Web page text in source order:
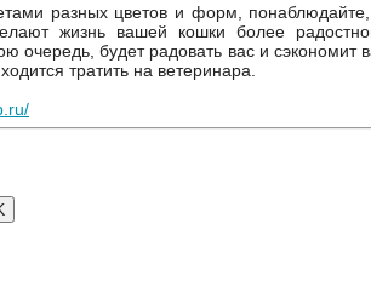
разных цветов и форм,
жизнь вашей кошки более
очередь, будет радовать вас и сэкономит
тратить на ветеринара.